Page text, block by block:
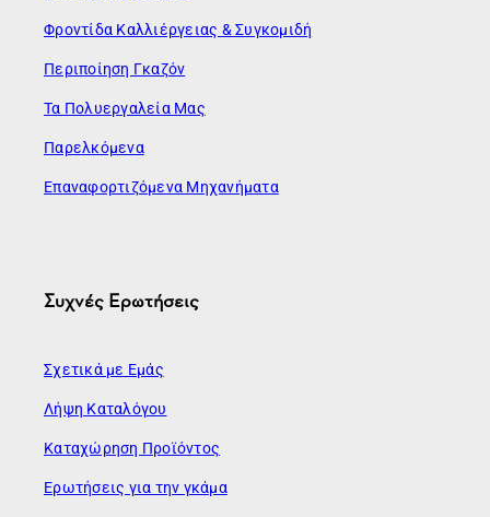
Φροντίδα Καλλιέργειας & Συγκομιδή
Περιποίηση Γκαζόν
Τα Πολυεργαλεία Μας
Παρελκόμενα
Επαναφορτιζόμενα Μηχανήματα
Συχνές Ερωτήσεις
Σχετικά με Εμάς
Λήψη Καταλόγου
Καταχώρηση Προϊόντος
Ερωτήσεις για την γκάμα